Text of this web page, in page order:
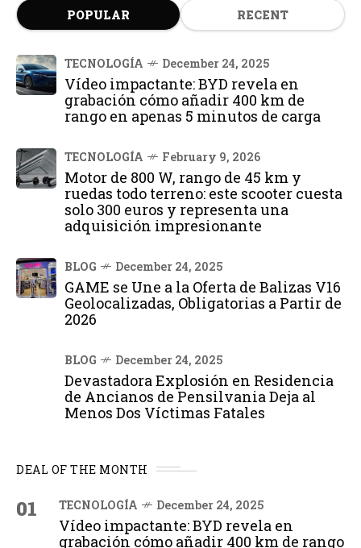
POPULAR RECENT
TECNOLOGÍA December 24, 2025
Vídeo impactante: BYD revela en
grabación cómo añadir 400 km de
rango en apenas 5 minutos de carga
TECNOLOGÍA February 9, 2026
Motor de 800 W, rango de 45 km y
ruedas todo terreno: este scooter cuesta
solo 300 euros y representa una
adquisición impresionante
BLOG December 24, 2025
GAME se Une a la Oferta de Balizas V16
Geolocalizadas, Obligatorias a Partir de
2026
BLOG December 24, 2025
Devastadora Explosión en Residencia
de Ancianos de Pensilvania Deja al
Menos Dos Víctimas Fatales
DEAL OF THE MONTH
01 TECNOLOGÍA December 24, 2025
Vídeo impactante: BYD revela en
grabación cómo añadir 400 km de rango